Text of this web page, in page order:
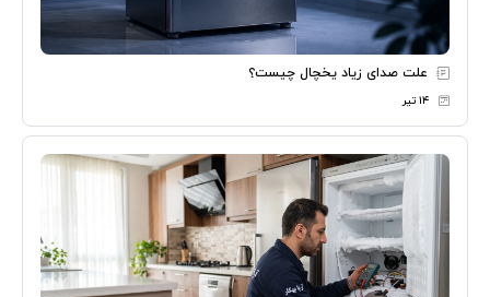
علت صدای زیاد یخچال چیست؟
۱۴ تیر